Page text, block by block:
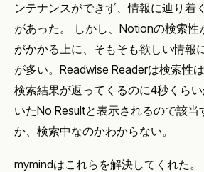
ンテナンスができず、情報に辿り着
があった。 しかし、Notionの検索性
がかかる上に、そもそも欲しい情報
が多い。Readwise Readerは検索性
検索結果が返ってくるのに4秒くら
いたNo Resultと表示されるので該
か、検索中なのかわからない。
mymindはこれらを解決してくれた。